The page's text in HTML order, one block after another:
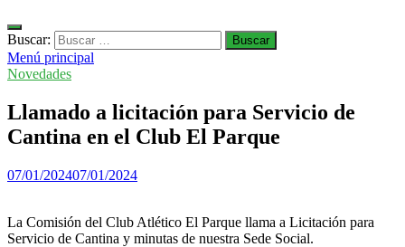
Buscar:
Menú principal
Novedades
Llamado a licitación para Servicio de
Cantina en el Club El Parque
07/01/202407/01/2024
La Comisión del Club Atlético El Parque llama a Licitación para
Servicio de Cantina y minutas de nuestra Sede Social.